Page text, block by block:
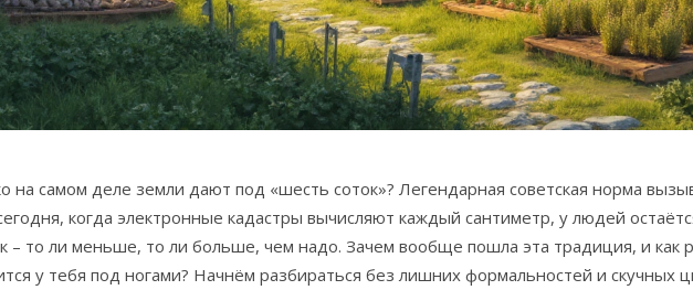
на самом деле земли дают под «шесть соток»? Легендарная советская норма
когда электронные кадастры вычисляют каждый сантиметр, у людей
– то ли меньше, то ли больше, чем надо. Зачем вообще пошла эта традиция, и как
у тебя под ногами? Начнём разбираться без лишних формальностей и скучных